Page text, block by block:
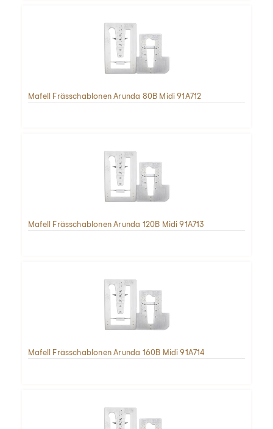
Mafell Frässchablonen Arunda 80B Midi 91A712
Mafell Frässchablonen Arunda 120B Midi 91A713
Mafell Frässchablonen Arunda 160B Midi 91A714